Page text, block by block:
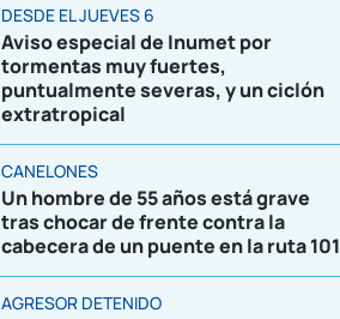
DESDE EL JUEVES 6
Aviso especial de Inumet por
tormentas muy fuertes,
puntualmente severas, y un ciclón
extratropical
CANELONES
Un hombre de 55 años está grave
tras chocar de frente contra la
cabecera de un puente en la ruta 101
AGRESOR DETENIDO